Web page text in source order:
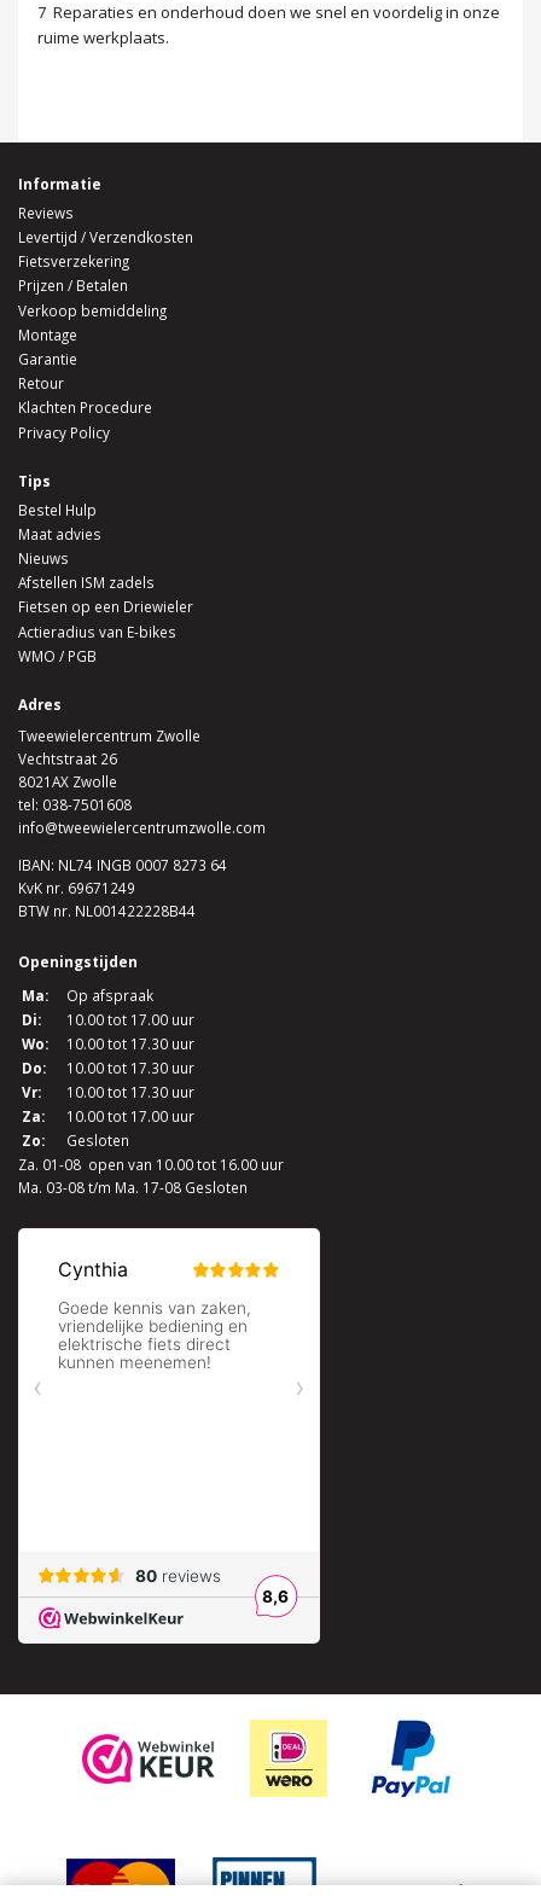
7 Reparaties en onderhoud doen we snel en voordelig in onze
ruime werkplaats.
Informatie
Reviews
Levertijd / Verzendkosten
Fietsverzekering
Prijzen / Betalen
Verkoop bemiddeling
Montage
Garantie
Retour
Klachten Procedure
Privacy Policy
Tips
Bestel Hulp
Maat advies
Nieuws
Afstellen ISM zadels
Fietsen op een Driewieler
Actieradius van E-bikes
WMO / PGB
Adres
Tweewielercentrum Zwolle
Vechtstraat 26
8021AX Zwolle
tel: 038-7501608
info@tweewielercentrumzwolle.com
IBAN: NL74 INGB 0007 8273 64
KvK nr. 69671249
BTW nr. NL001422228B44
Openingstijden
Ma:
Op afspraak
Di:
10.00 tot 17.00 uur
Wo:
10.00 tot 17.30 uur
Do:
10.00 tot 17.30 uur
Vr:
10.00 tot 17.30 uur
Za:
10.00 tot 17.00 uur
Zo:
Gesloten
Za. 01-08 open van 10.00 tot 16.00 uur
Ma. 03-08 t/m Ma. 17-08 Gesloten